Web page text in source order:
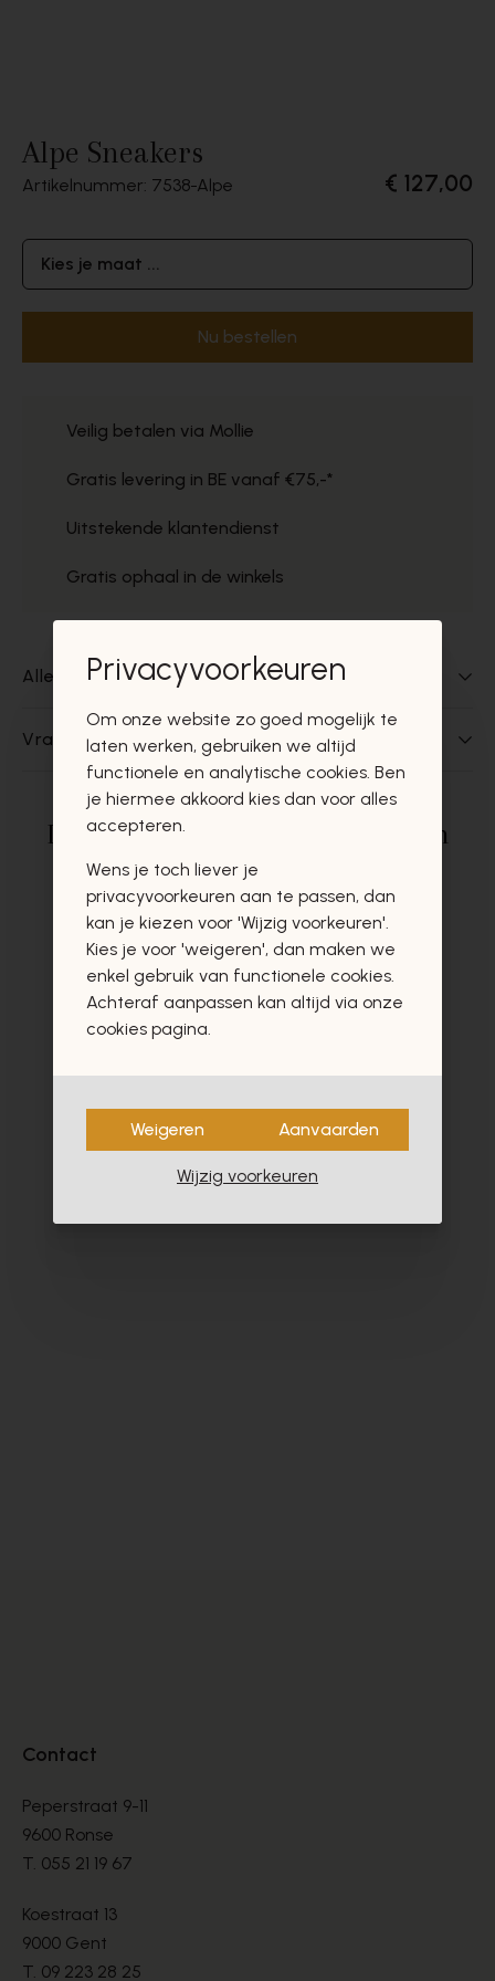
Alpe Sneakers
Artikelnummer: 7538 Alpe € 127,00
Kies je maat ...
Nu bestellen
Veilig betalen via Mollie
Gratis levering in BE vanaf €75,-*
Uitstekende klantendienst
Gratis ophaal in de winkels
Alles over dit product
Vragen over dit product?
Deze producten zullen u zeker en
vast ook interesseren
- 40%
Contact
Peperstraat 9-11
9600 Ronse
T. 055 21 19 67
Koestraat 13
9000 Gent
T. 09 223 28 25
Privacyvoorkeuren
Om onze website zo goed mogelijk te
laten werken, gebruiken we altijd
functionele en analytische cookies. Ben
je hiermee akkoord kies dan voor alles
accepteren.
Wens je toch liever je
privacyvoorkeuren aan te passen, dan
kan je kiezen voor 'Wijzig voorkeuren'.
Kies je voor 'weigeren', dan maken we
enkel gebruik van functionele cookies.
Achteraf aanpassen kan altijd via onze
cookies pagina.
Weigeren Aanvaarden
Wijzig voorkeuren